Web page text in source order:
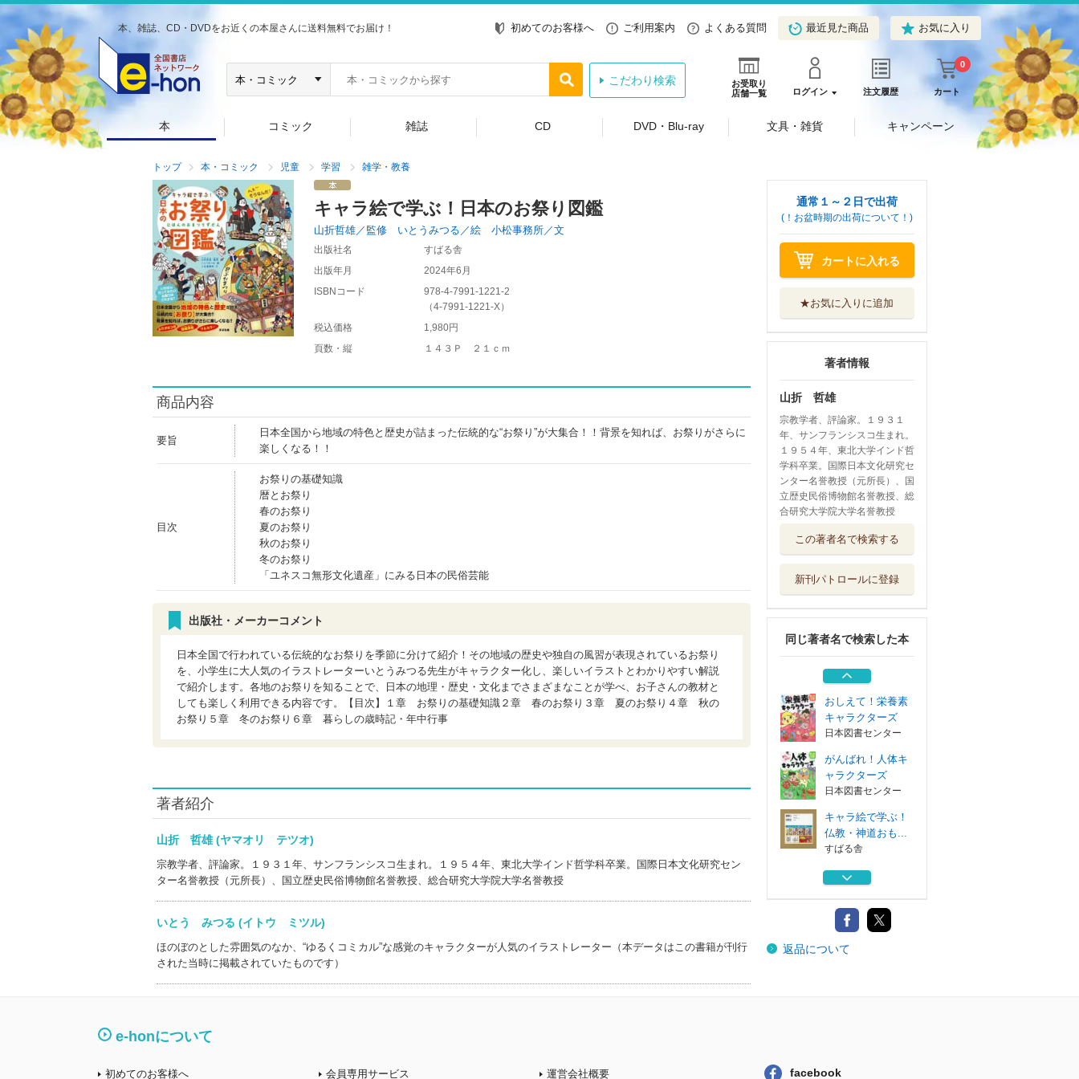
本、雑誌、CD・DVDをお近くの本屋さんに送料無料でお届け！ 初めてのお客様へ ご利用案内 よくある質問 最近見た商品 お気に入り
お受取り
店舗一覧
ログイン 注文履歴 カート
0
こだわり検索
本 コミック 雑誌 CD DVD・Blu-ray 文具・雑貨 キャンペーン
トップ 本・コミック 児童 学習 雑学・教養
キャラ絵で学ぶ！日本のお祭り図鑑
山折哲雄／監修 いとうみつる／絵 小松事務所／文
出版社名
すばる舎
出版年月
2024年6月
ISBNコード
978-4-7991-1221-2
（4-7991-1221-X）
税込価格
1,980円
頁数・縦
１４３Ｐ ２１ｃｍ
商品内容
要旨
日本全国から地域の特色と歴史が詰まった伝統的な“お祭り”が大集合！！背景を知れば、お祭りがさらに
楽しくなる！！
目次
お祭りの基礎知識
暦とお祭り
春のお祭り
夏のお祭り
秋のお祭り
冬のお祭り
「ユネスコ無形文化遺産」にみる日本の民俗芸能
出版社・メーカーコメント
日本全国で行われている伝統的なお祭りを季節に分けて紹介！その地域の歴史や独自の風習が表現されているお祭り
を、小学生に大人気のイラストレーターいとうみつる先生がキャラクター化し、楽しいイラストとわかりやすい解説
で紹介します。各地のお祭りを知ることで、日本の地理・歴史・文化までさまざまなことが学べ、お子さんの教材と
しても楽しく利用できる内容です。【目次】１章 お祭りの基礎知識２章 春のお祭り３章 夏のお祭り４章 秋の
お祭り５章 冬のお祭り６章 暮らしの歳時記・年中行事
著者紹介
山折 哲雄 (ヤマオリ テツオ)
宗教学者、評論家。１９３１年、サンフランシスコ生まれ。１９５４年、東北大学インド哲学科卒業。国際日本文化研究セン
ター名誉教授（元所長）、国立歴史民俗博物館名誉教授、総合研究大学院大学名誉教授
いとう みつる (イトウ ミツル)
ほのぼのとした雰囲気のなか、“ゆるくコミカル”な感覚のキャラクターが人気のイラストレーター（本データはこの書籍が刊行
された当時に掲載されていたものです）
通常１～２日で出荷
(！お盆時期の出荷について！)
カートに入れる
★お気に入りに追加
著者情報
山折 哲雄
宗教学者、評論家。１９３１
年、サンフランシスコ生まれ。
１９５４年、東北大学インド哲
学科卒業。国際日本文化研究セ
ンター名誉教授（元所長）、国
立歴史民俗博物館名誉教授、総
合研究大学院大学名誉教授
この著者名で検索する
新刊パトロールに登録
同じ著者名で検索した本
仏教・神道おも...
キャラ絵で学ぶ！
すばる舎
日本の仏教史年表
仏教１５００...
朝日新聞出版
おしえて！栄養素
キャラクターズ
日本図書センター
がんばれ！人体キ
ャラクターズ
日本図書センター
キャラ絵で学ぶ！
仏教・神道おも...
すばる舎
キャラ絵で学ぶ！
すばる舎
日本の仏教史年表
仏教１５００...
返品について
e-honについて
初めてのお客様へ 会員専用サービス 運営会社概要 facebook